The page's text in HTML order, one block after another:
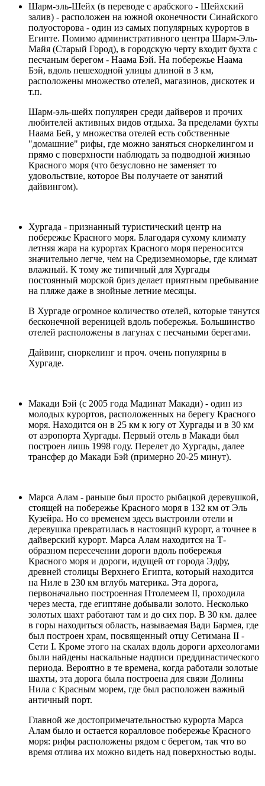
Шарм-эль-Шейх (в переводе с арабского - Шейхский
залив) - расположен на южной оконечности Синайского
полуосторова - один из самых популярных курортов в
Египте. Помимо административного центра Шарм-Эль-
Майя (Старый Город), в городскую черту входит бухта с
песчаным берегом - Наама Бэй. На побережье Наама
Бэй, вдоль пешеходной улицы длиной в 3 км,
расположены множество отелей, магазинов, дискотек и
т.п.
Шарм-эль-шейх популярен среди дайверов и прочих
любителей активных видов отдыха. За пределами бухты
Наама Бей, у множества отелей есть собственные
"домашние" рифы, где можно заняться сноркелингом и
прямо с поверхности наблюдать за подводной жизнью
Красного моря (что безусловно не заменяет то
удовольствие, которое Вы получаете от занятий
дайвингом).
Хургада - признанный туристический центр на
побережье Красного моря. Благодаря сухому климату
летняя жара на курортах Красного моря переносится
значительно легче, чем на Средиземноморье, где климат
влажный. К тому же типичный для Хургады
постоянный морской бриз делает приятным пребывание
на пляже даже в знойные летние месяцы.
В Хургаде огромное количество отелей, которые тянутся
бесконечной вереницей вдоль побережья. Большинство
отелей расположены в лагунах с песчаными берегами.
Дайвинг, сноркелинг и проч. очень популярны в
Хургаде.
Макади Бэй (с 2005 года Мадинат Макади) - один из
молодых курортов, расположенных на берегу Красного
моря. Находится он в 25 км к югу от Хургады и в 30 км
от аэропорта Хургады. Первый отель в Макади был
построен лишь 1998 году. Перелет до Хургады, далее
трансфер до Макади Бэй (примерно 20-25 минут).
Марса Алам - раньше был просто рыбацкой деревушкой,
стоящей на побережье Красного моря в 132 км от Эль
Кузейра. Но со временем здесь выстроили отели и
деревушка превратилась в настоящий курорт, а точнее в
дайверский курорт. Марса Алам находится на Т-
образном пересечении дороги вдоль побережья
Красного моря и дороги, идущей от города Эдфу,
древней столицы Верхнего Египта, который находится
на Ниле в 230 км вглубь материка. Эта дорога,
первоначально построенная Птолемеем II, проходила
через места, где египтяне добывали золото. Несколько
золотых шахт работают там и до сих пор. В 30 км. далее
в горы находиться область, называемая Вади Бармея, где
был построен храм, посвященный отцу Сетимана II -
Сети I. Кроме этого на скалах вдоль дороги археологами
были найдены наскальные надписи преддинастического
периода. Вероятно в те времена, когда работали золотые
шахты, эта дорога была построена для связи Долины
Нила с Красным морем, где был расположен важный
античный порт.
Главной же достопримечательностью курорта Марса
Алам было и остается коралловое побережье Красного
моря: рифы расположены рядом с берегом, так что во
время отлива их можно видеть над поверхностью воды.